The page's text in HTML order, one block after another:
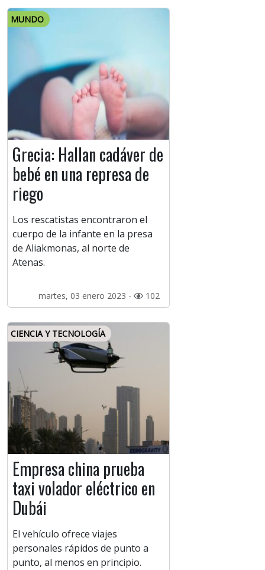
MUNDO
Grecia: Hallan cadáver de
bebé en una represa de
riego
Los rescatistas encontraron el
cuerpo de la infante en la presa
de Aliakmonas, al norte de
Atenas.
martes, 03 enero 2023 - 102
CIENCIA Y TECNOLOGÍA
Empresa china prueba
taxi volador eléctrico en
Dubái
El vehículo ofrece viajes
personales rápidos de punto a
punto, al menos en principio.